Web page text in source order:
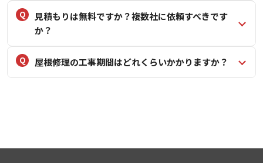
見積もりは無料ですか？複数社に依頼すべきです
か？
屋根修理の工事期間はどれくらいかかりますか？